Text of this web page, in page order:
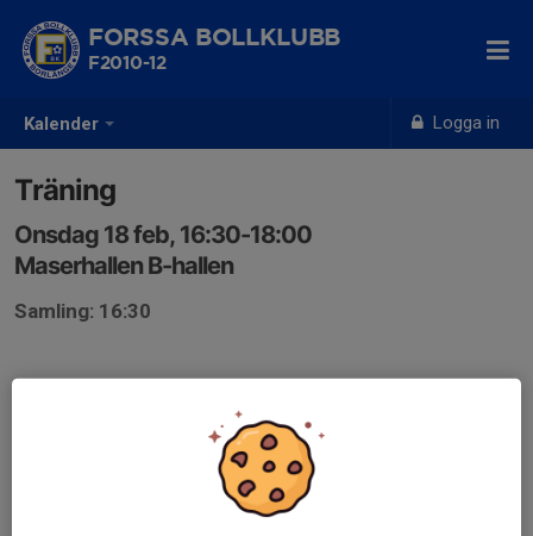
Kalender Logga in
FORSSA BOLLKLUBB
F2010-12
Träning
Onsdag 18 feb, 16:30-18:00
Maserhallen B-hallen
Samling: 16:30